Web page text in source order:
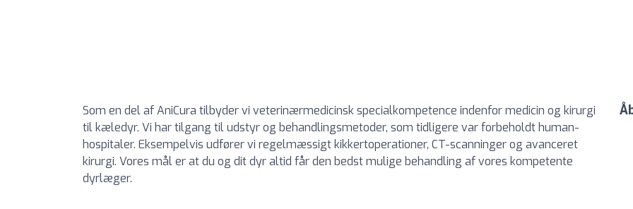
Som en del af AniCura tilbyder vi veterinærmedicinsk specialkompetence indenfor medicin og kirurgi
til kæledyr. Vi har tilgang til udstyr og behandlingsmetoder, som tidligere var forbeholdt human-
hospitaler. Eksempelvis udfører vi regelmæssigt kikkertoperationer, CT-scanninger og avanceret
kirurgi. Vores mål er at du og dit dyr altid får den bedst mulige behandling af vores kompetente
dyrlæger.